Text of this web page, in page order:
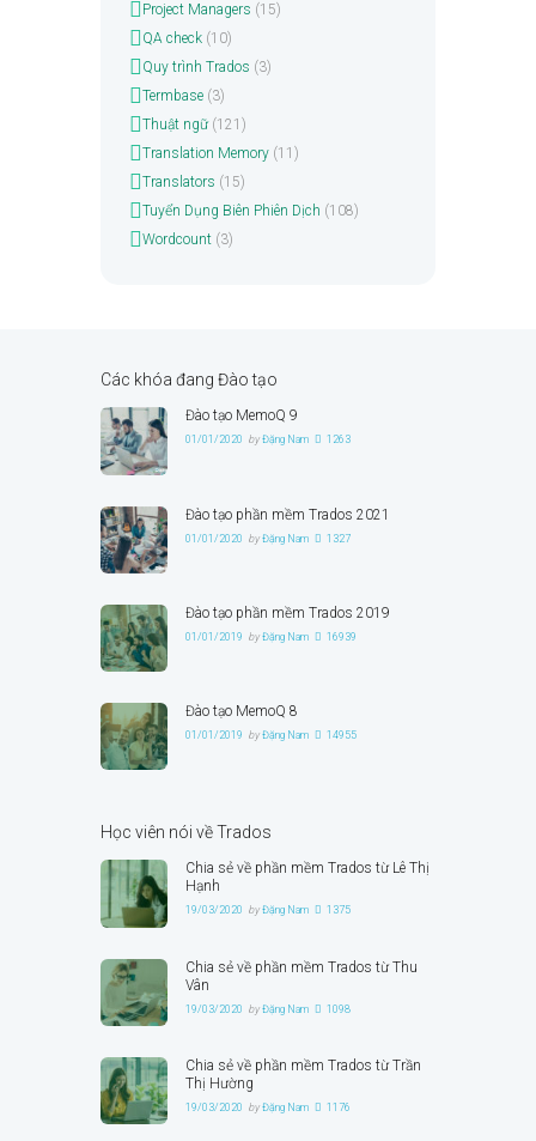
Project Managers (15)
QA check(10)
Quy trình Trados (3)
Termbase(3)
Thuật ngữ(121)
Translation Memory(11)
Translators (15)
Tuyển Dụng Biên Phiên Dịch (108)
Wordcount(3)
Các khóa đang Đào tạo
Đào tạo MemoQ 9
01/01/2020 byĐặng Nam 1263
Đào tạo phần mềm Trados 2021
01/01/2020 byĐặng Nam 1327
Đào tạo phần mềm Trados 2019
01/01/2019 byĐặng Nam 16939
Đào tạo MemoQ 8
01/01/2019 byĐặng Nam 14955
Học viên nói về Trados
Chia sẻ về phần mềm Trados từ Lê Thị
Hạnh
19/03/2020 byĐặng Nam 1375
Chia sẻ về phần mềm Trados từ Thu
Vân
19/03/2020 byĐặng Nam 1098
Chia sẻ về phần mềm Trados từ Trần
Thị Hường
19/03/2020 byĐặng Nam 1176